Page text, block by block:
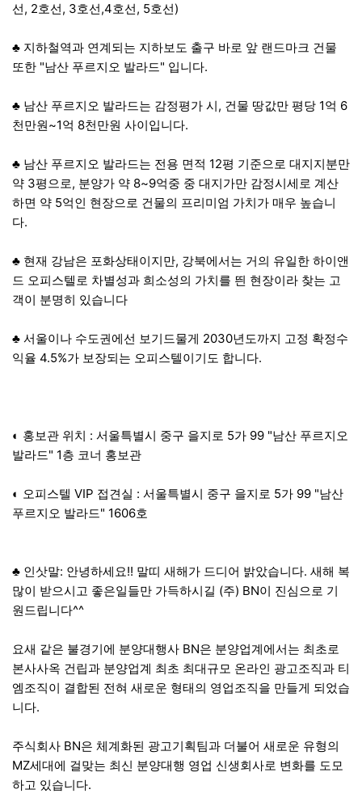
선, 2호선, 3호선,4호선, 5호선)
♣ 지하철역과 연계되는 지하보도 출구 바로 앞 랜드마크 건물
또한 "남산 푸르지오 발라드" 입니다.
♣ 남산 푸르지오 발라드는 감정평가 시, 건물 땅값만 평당 1억 6
천만원~1억 8천만원 사이입니다.
♣ 남산 푸르지오 발라드는 전용 면적 12평 기준으로 대지지분만
약 3평으로, 분양가 약 8~9억중 중 대지가만 감정시세로 계산
하면 약 5억인 현장으로 건물의 프리미엄 가치가 매우 높습니
다.
♣ 현재 강남은 포화상태이지만, 강북에서는 거의 유일한 하이앤
드 오피스텔로 차별성과 희소성의 가치를 띈 현장이라 찾는 고
객이 분명히 있습니다
♣ 서울이나 수도권에선 보기드물게 2030년도까지 고정 확정수
익율 4.5%가 보장되는 오피스텔이기도 합니다.
◐ 홍보관 위치 : 서울특별시 중구 을지로 5가 99 "남산 푸르지오
발라드" 1층 코너 홍보관
◐ 오피스텔 VIP 접견실 : 서울특별시 중구 을지로 5가 99 "남산
푸르지오 발라드" 1606호
♣ 인삿말: 안녕하세요!! 말띠 새해가 드디어 밝았습니다. 새해 복
많이 받으시고 좋은일들만 가득하시길 (주) BN이 진심으로 기
원드립니다^^
요새 같은 불경기에 분양대행사 BN은 분양업계에서는 최초로
본사사옥 건립과 분양업계 최초 최대규모 온라인 광고조직과 티
엠조직이 결합된 전혀 새로운 형태의 영업조직을 만들게 되었습
니다.
주식회사 BN은 체계화된 광고기획팀과 더불어 새로운 유형의
MZ세대에 걸맞는 최신 분양대행 영업 신생회사로 변화를 도모
하고 있습니다.